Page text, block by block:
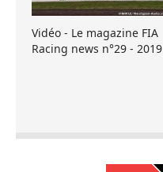
Vidéo - Le magazine FIA
Racing news n°29 - 2019